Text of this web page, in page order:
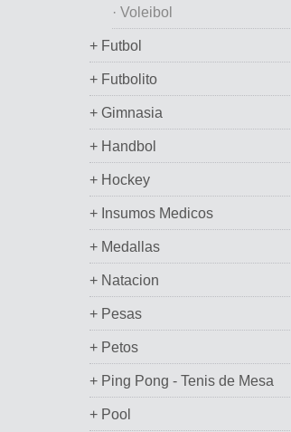
· Voleibol
+ Futbol
+ Futbolito
+ Gimnasia
+ Handbol
+ Hockey
+ Insumos Medicos
+ Medallas
+ Natacion
+ Pesas
+ Petos
+ Ping Pong - Tenis de Mesa
+ Pool